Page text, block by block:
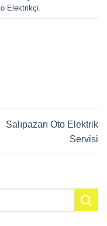
Elektrikçi
Salıpazarı Oto Elektrik
Servisi